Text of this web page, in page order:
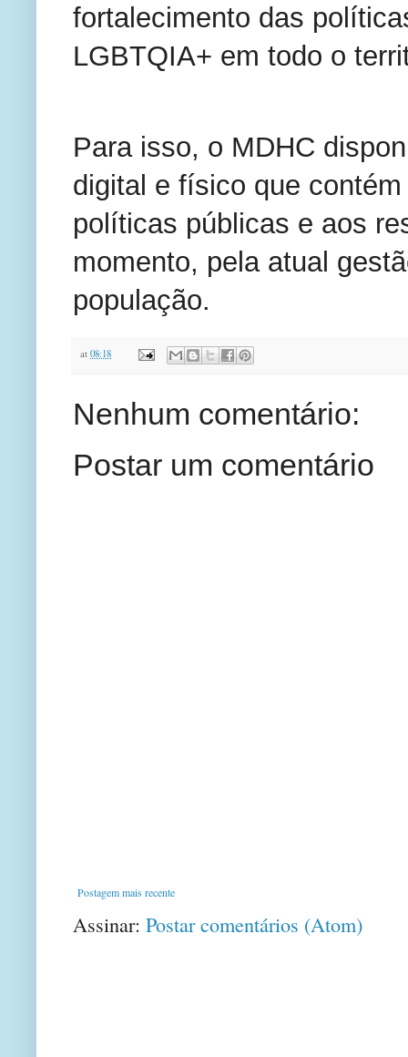
fortalecimento das
LGBTQIA+ em todo o
Para isso, o MDHC
digital e físico que
políticas públicas e aos
momento, pela atual
população.
at 08:18
Nenhum comentário:
Postar um comentário
Postagem mais recente
Assinar: Postar comentários (Atom)